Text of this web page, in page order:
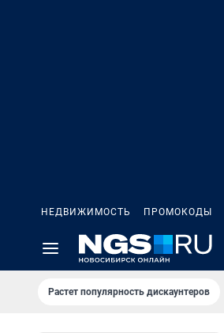
НЕДВИЖИМОСТЬ ПРОМОКОДЫ
Растет популярность дискаунтеров